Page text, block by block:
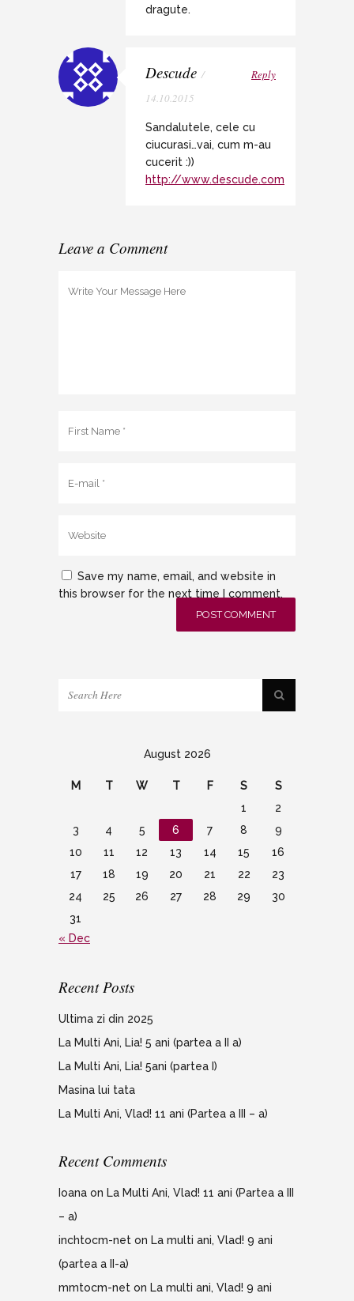
dragute.
Descude /
14.10.2015
Reply
Sandalutele, cele cu
ciucurasi…vai, cum m-au
cucerit :))
http://www.descude.com
Leave a Comment
Save my name, email, and website in
this browser for the next time I comment.
August 2026
M T W T F S
S
1
2
3
4 5 6 7 8
9
10
11 12 13 14 15
16
17
18 19 20 21 22
23
24
25 26 27 28 29
30
31
« Dec
Recent Posts
Ultima zi din 2025
La Multi Ani, Lia! 5 ani (partea a II a)
La Multi Ani, Lia! 5ani (partea I)
Masina lui tata
La Multi Ani, Vlad! 11 ani (Partea a III – a)
Recent Comments
Ioana on La Multi Ani, Vlad! 11 ani (Partea a III
– a)
inchtocm-net on La multi ani, Vlad! 9 ani
(partea a II-a)
mmtocm-net on La multi ani, Vlad! 9 ani